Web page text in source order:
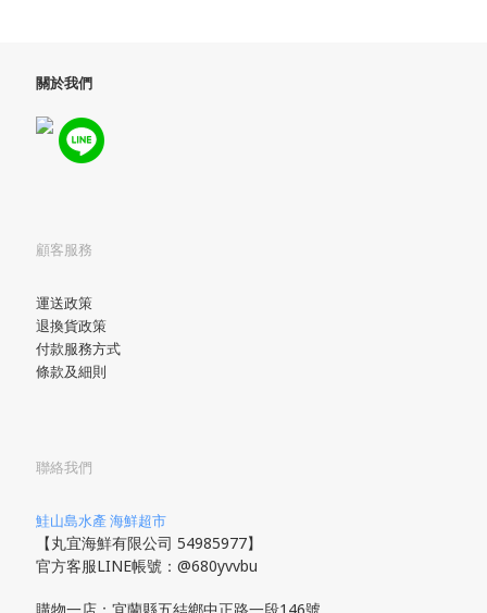
關於我們
顧客服務
運送政策
退換貨政策
付款服務方式
條款及細則
聯絡我們
鮭山島水產 海鮮超市
【丸宜海鮮有限公司 54985977】
官方客服LINE帳號：@680yvvbu